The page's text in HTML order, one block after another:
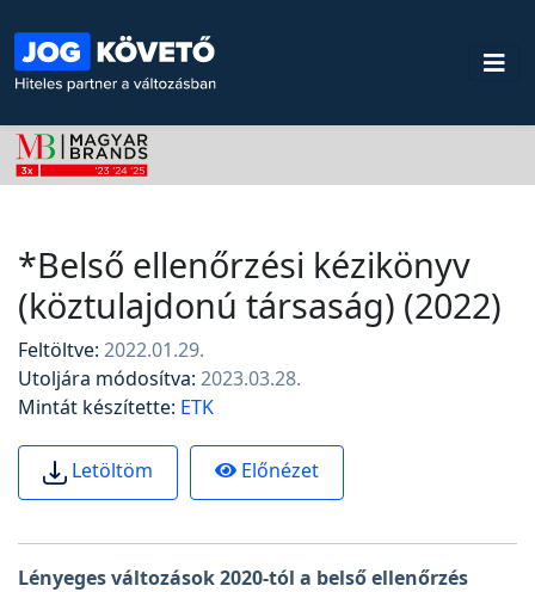
*Belső ellenőrzési kézikönyv
(köztulajdonú társaság) (2022)
Feltöltve: 2022.01.29.
Utoljára módosítva: 2023.03.28.
Mintát készítette: ETK
Letöltöm Előnézet
Lényeges változások 2020-tól a belső ellenőrzés